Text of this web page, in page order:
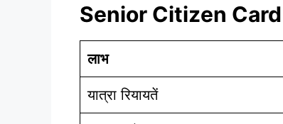
Senior Citizen Card
लाभ
यात्रा रियायतें